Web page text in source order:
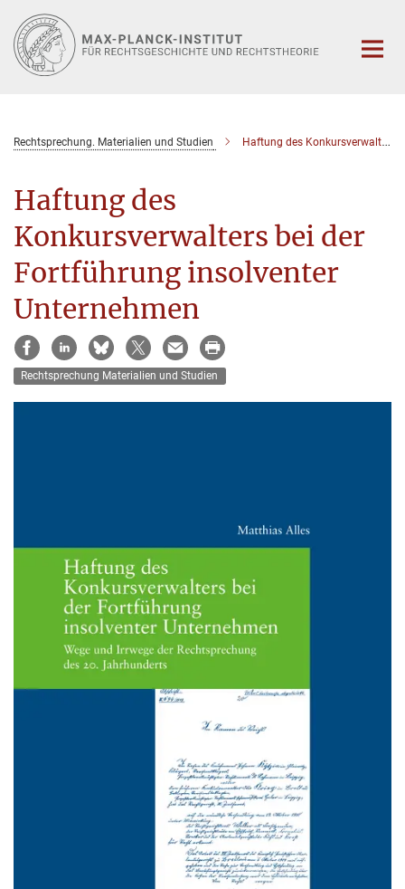
Hauptinhalt
Rechtsprechung. Materialien und Studien Haftung des Konkursverwalters bei der Fortführung insolventer Unternehmen
Haftung des
Konkursverwalters bei der
Fortführung insolventer
Unternehmen
Rechtsprechung Materialien und Studien